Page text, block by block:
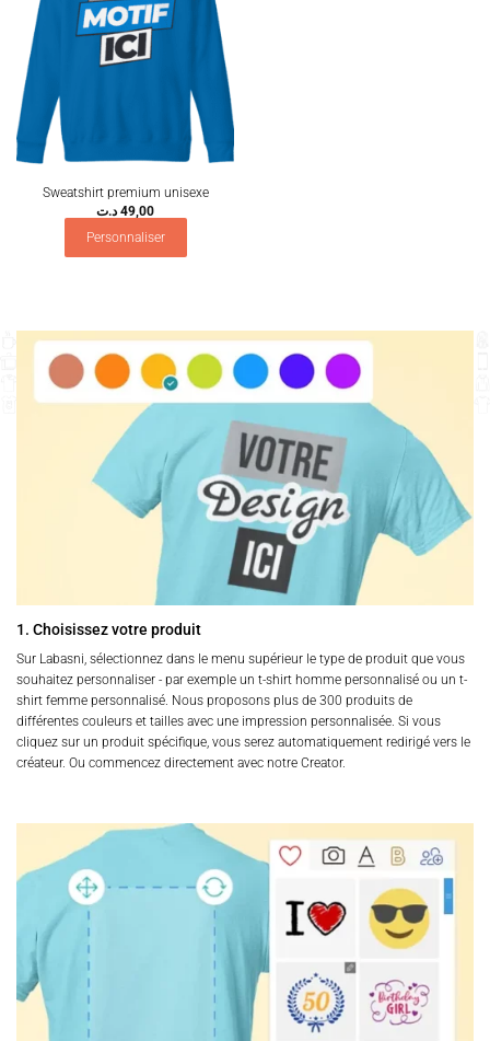
Sweatshirt premium unisexe
49,00 د.ت
Personnaliser
1. Choisissez votre produit
Sur Labasni, sélectionnez dans le menu supérieur le type de produit que vous
souhaitez personnaliser - par exemple un t-shirt homme personnalisé ou un t-
shirt femme personnalisé. Nous proposons plus de 300 produits de
différentes couleurs et tailles avec une impression personnalisée. Si vous
cliquez sur un produit spécifique, vous serez automatiquement redirigé vers le
créateur. Ou commencez directement avec notre Creator.